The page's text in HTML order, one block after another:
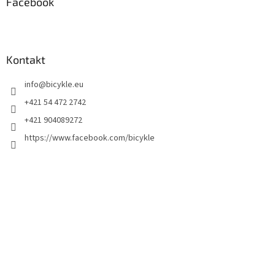
Kontakt
info@bicykle.eu
+421 54 472 2742
+421 904089272
https://www.facebook.com/bicykle